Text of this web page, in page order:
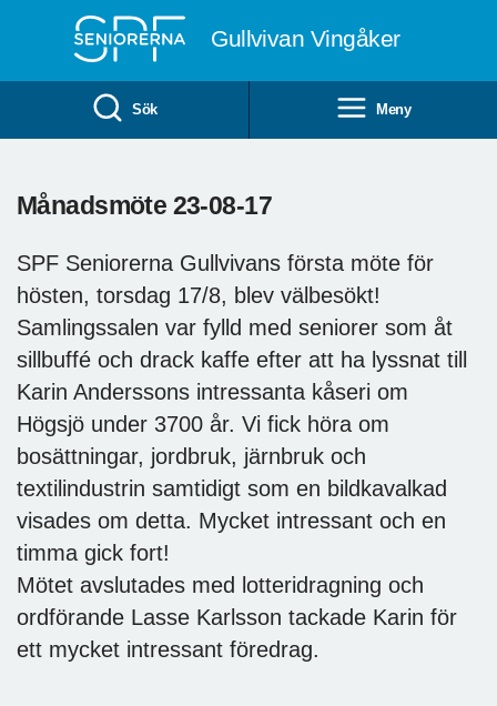
Gullvivan Vingåker
Sök Meny
Månadsmöte 23-08-17
SPF Seniorerna Gullvivans första möte för
hösten, torsdag 17/8, blev välbesökt!
Samlingssalen var fylld med seniorer som åt
sillbuffé och drack kaffe efter att ha lyssnat till
Karin Anderssons intressanta kåseri om
Högsjö under 3700 år. Vi fick höra om
bosättningar, jordbruk, järnbruk och
textilindustrin samtidigt som en bildkavalkad
visades om detta. Mycket intressant och en
timma gick fort!
Mötet avslutades med lotteridragning och
ordförande Lasse Karlsson tackade Karin för
ett mycket intressant föredrag.